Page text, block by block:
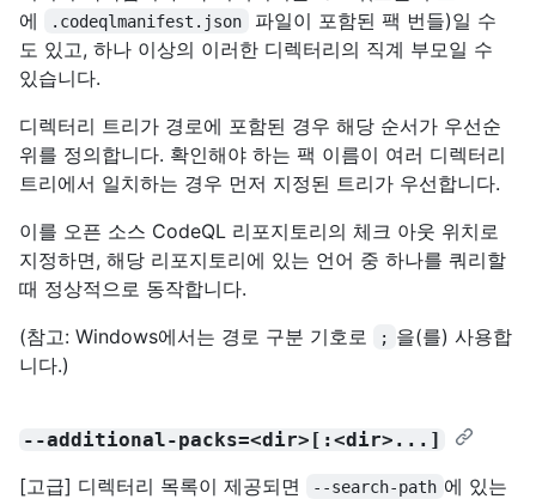
에
.codeqlmanifest.json
파일이 포함된 팩 번들)일 수
도 있고, 하나 이상의 이러한 디렉터리의 직계 부모일 수
있습니다.
디렉터리 트리가 경로에 포함된 경우 해당 순서가 우선순
위를 정의합니다. 확인해야 하는 팩 이름이 여러 디렉터리
트리에서 일치하는 경우 먼저 지정된 트리가 우선합니다.
이를 오픈 소스 CodeQL 리포지토리의 체크 아웃 위치로
지정하면, 해당 리포지토리에 있는 언어 중 하나를 쿼리할
때 정상적으로 동작합니다.
(참고: Windows에서는 경로 구분 기호로
; 을(를) 사용합
니다.)
--additional-packs=<dir>[:<dir>...]
[고급] 디렉터리 목록이 제공되면 --search-path 에 있는